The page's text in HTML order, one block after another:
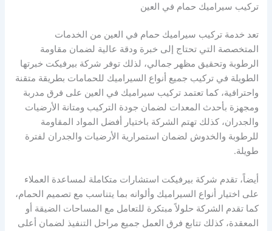
تركيب سيراميك حمام في العين
تعد خدمة تركيب سيراميك حمام في العين من الخدمات
المتخصصة التي تحتاج إلى خبرة ودقة عالية لضمان مقاومة
الرطوبة وتحقيق مظهر جمالي، لذلك توفر شركة بيرفيكت خبرتها
الطويلة في تركيب جميع أنواع السيراميك للحمامات بطريقة متقنة
واحترافية، كما تعتمد تركيب سيراميك في العين على فرق مدربة
ومجهزة بأحدث المعدات لضمان جودة التركيب ومتانة الأرضيات
والجدران، كذلك تهتم الشركة باختيار أفضل المواد المقاومة
للرطوبة والخدوش لضمان استمرارية الأرضيات والجدران لفترة
طويلة.
أيضاً، تقدم شركة بيرفيكت استشارات متكاملة لمساعدة العملاء
على اختيار أنواع السيراميك وألوانه بما يتناسب مع تصميم الحمام،
كما تقدم الشركة حلولاً مبتكرة للتعامل مع المساحات الضيقة أو
المعقدة، كذلك تتابع فرق العمل جميع مراحل التنفيذ لضمان أعلى